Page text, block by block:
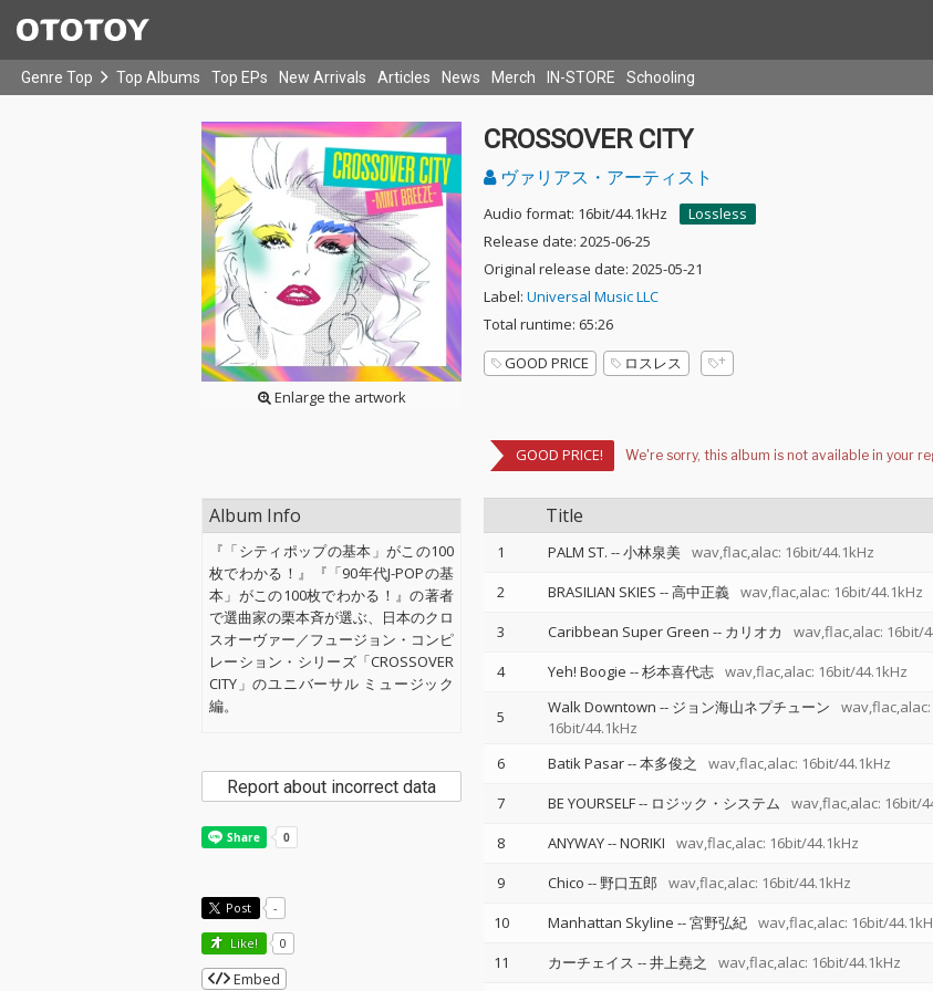
Genre Top Top Albums Top EPs New Arrivals Articles News Merch IN-STORE Schooling
Enlarge the artwork
CROSSOVER CITY
ヴァリアス・アーティスト
Audio format: 16bit/44.1kHz
Lossless
Release date: 2025-06-25
Original release date: 2025-05-21
Label: Universal Music LLC
Total runtime: 65:26
GOOD PRICE
ロスレス
GOOD PRICE!
Title
1 PALM ST. --小林泉美 wav,flac,alac: 16bit/44.1kHz
2
BRASILIAN SKIES --高中正義 wav,flac,alac: 16bit/44.1kHz
3
Caribbean Super Green -- カリオカ wav,flac,alac: 16bit/
4
Yeh! Boogie --杉本喜代志 wav,flac,alac: 16bit/44.1kHz
5 Walk Downtown -- ジョン海山ネプチューン
wav,flac,alac:
16bit/44.1kHz
6 Batik Pasar--本多俊之 wav,flac,alac: 16bit/44.1kHz
7
BE YOURSELF-- ロジック・システム wav,flac,alac: 16bit/
8
ANYWAY--NORIKI wav,flac,alac: 16bit/44.1kHz
9
Chico --野口五郎 wav,flac,alac: 16bit/44.1kHz
10
Manhattan Skyline --宮野弘紀 wav,flac,alac: 16bit/
11
カーチェイス --井上堯之 wav,flac,alac: 16bit/44.1kHz
Album Info
『「シティポップの基本」がこの100
枚でわかる！』『「90年代J-POPの基
本」がこの100枚でわかる！』の著者
で選曲家の栗本斉が選ぶ、日本のクロ
スオーヴァー／フュージョン・コンピ
レーション・シリーズ「CROSSOVER
CITY」のユニバーサル ミュージック
編。
Report about incorrect data
Post -
Like! 0
Embed